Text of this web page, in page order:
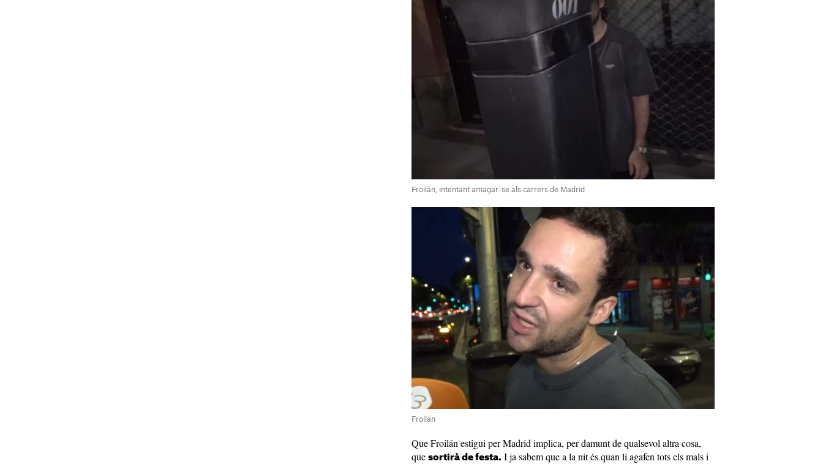
Froilán, intentant amagar-se als carrers de Madrid
Froilán
Que Froilán estigui per Madrid implica, per damunt de qualsevol altra cosa,
que sortirà de festa. I ja sabem que a la nit és quan li agafen tots els mals i